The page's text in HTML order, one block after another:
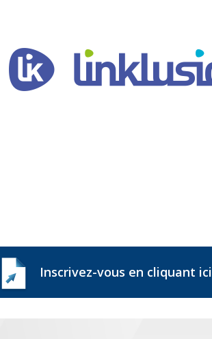
Inscrivez-vous en cliquant ici